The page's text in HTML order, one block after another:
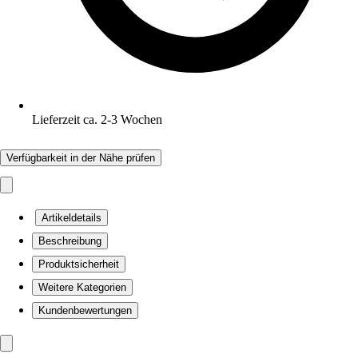
Lieferzeit ca. 2-3 Wochen
Verfügbarkeit in der Nähe prüfen
Artikeldetails
Beschreibung
Produktsicherheit
Weitere Kategorien
Kundenbewertungen